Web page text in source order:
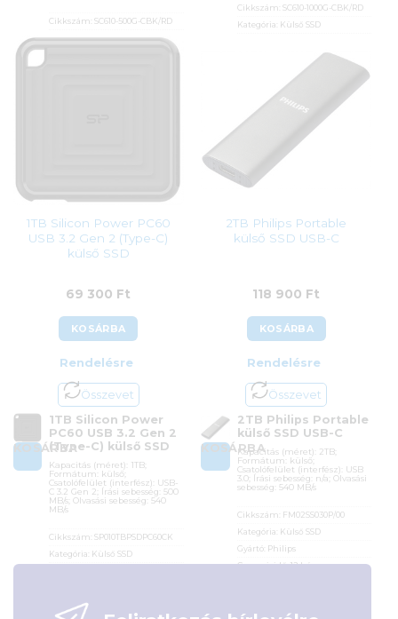
Cikkszám:SC610-500G-CBK/RD
Kategória:Külső SSD
Cikkszám: SC610-1000G-CBK/RD
Kategória: Külső SSD
60 hónap
Azonosító:52563
55 600
1TB Silicon Power PC60
USB 3.2 Gen 2 (Type-C)
külső SSD
69 300 Ft
KOSÁRBA
Rendelésre
Összevet
KOSÁRBA
1TB Silicon Power
PC60 USB 3.2 Gen 2
(Type-C) külső SSD
Kapacitás (méret): 1TB;
Formátum: külső;
Csatolófelület (interfész): USB-
C 3.2 Gen 2; Írási sebesség: 500
MB/s; Olvasási sebesség: 540
MB/s
Cikkszám:SP010TBPSDPC60CK
Kategória: Külső SSD
27%
2TB Philips Portable
külső SSD USB-C
118 900 Ft
KOSÁRBA
Rendelésre
Összevet
KOSÁRBA
2TB Philips Portable
külső SSD USB-C
Kapacitás (méret): 2TB;
Formátum: külső;
Csatolófelület (interfész): USB
3.0; Írási sebesség: n/a; Olvasási
sebesség: 540 MB/s
Cikkszám: FM02SS030P/00
Kategória: Külső SSD
Gyártó: Philips
Garanciaidő:12 hónap